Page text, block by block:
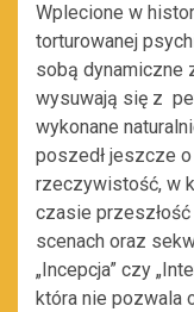
Wplecione w
torturowanej
sobą dynamiczne
wysuwają się z
wykonane
poszedł jeszcze
rzeczywistość, w
czasie
scenach oraz
„Incepcja” czy
która nie pozwala